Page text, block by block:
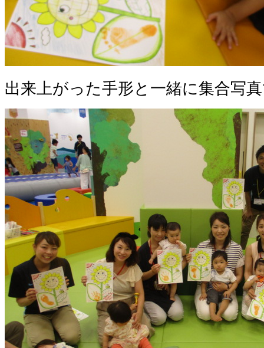
出来上がった手形と一緒に集合写